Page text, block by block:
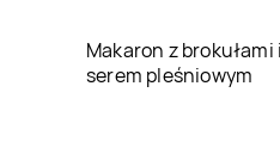
Makaron z brokułami i
serem pleśniowym